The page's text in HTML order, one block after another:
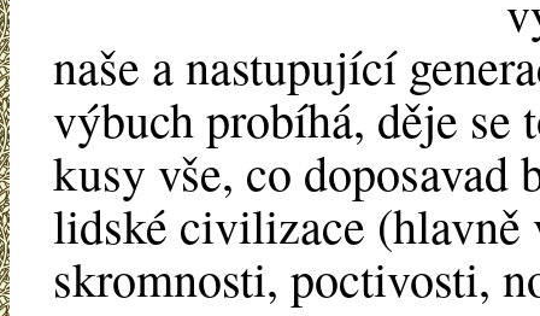
naše a nastupující
výbuch probíhá, děje se
kusy vše, co
lidské civilizace (hlavně
skromnosti, poctivosti,